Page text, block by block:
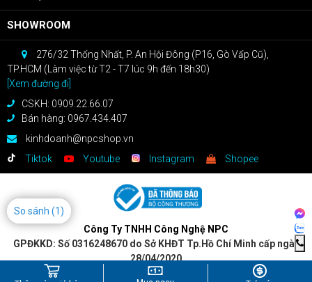
SHOWROOM
276/32 Thống Nhất, P. An Hội Đông (P16, Gò Vấp Cũ),
TP.HCM (Làm việc từ T2 - T7 lúc 9h đến 18h30)
[Xem đường đi]
CSKH: 0909.22.66.07
Bán hàng: 0967.434.407
kinhdoanh@npcshop.vn
Tiktok
Youtube Instagram Shopee
Công Ty TNHH Công Nghệ NPC
GPĐKKD: Số 0316248670 do Sở KHĐT Tp.Hồ Chí Minh cấp ngày
28/04/2020
So sánh (1)